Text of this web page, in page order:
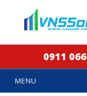
0911
MENU